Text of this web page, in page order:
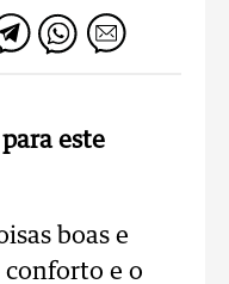
este
boas e
conforto e o